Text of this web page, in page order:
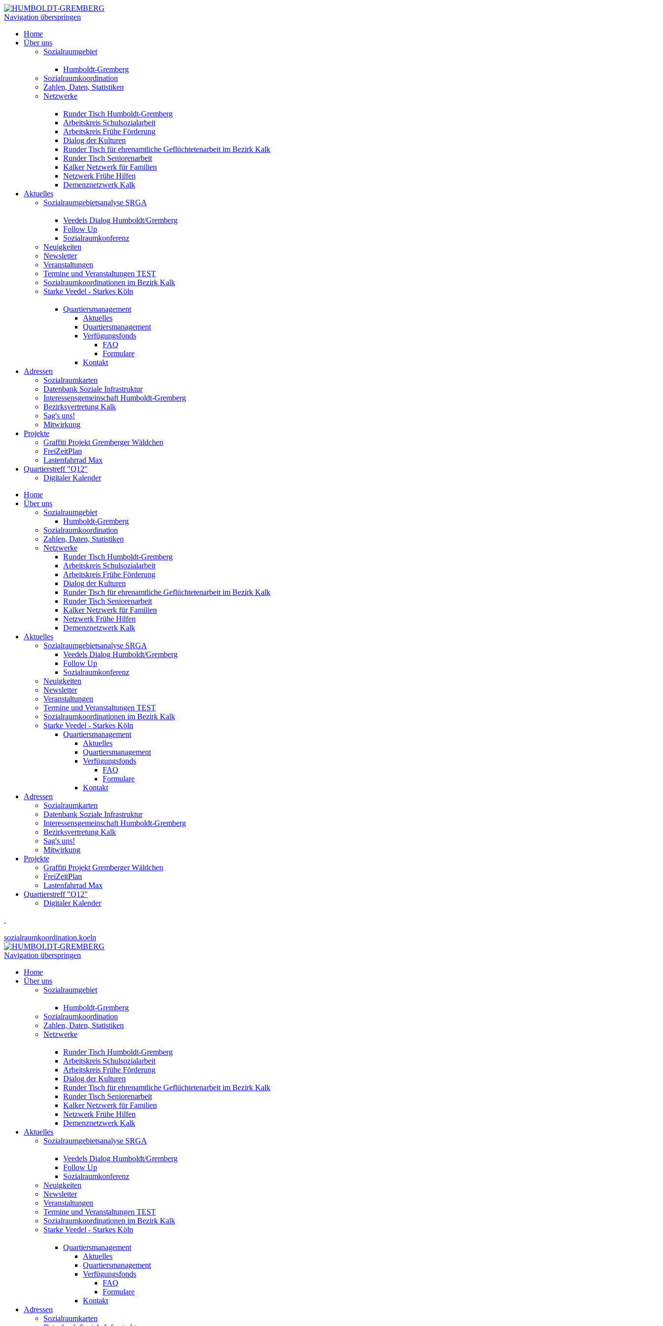
Navigation überspringen
Home
Über uns
Sozialraumgebiet
Humboldt-Gremberg
Sozialraumkoordination
Zahlen, Daten, Statistiken
Netzwerke
Runder Tisch Humboldt-Gremberg
Arbeitskreis Schulsozialarbeit
Arbeitskreis Frühe Förderung
Dialog der Kulturen
Runder Tisch für ehrenamtliche Geflüchtetenarbeit im Bezirk Kalk
Runder Tisch Seniorenarbeit
Kalker Netzwerk für Familien
Netzwerk Frühe Hilfen
Demenznetzwerk Kalk
Aktuelles
Sozialraumgebietsanalyse SRGA
Veedels Dialog Humboldt/Gremberg
Follow Up
Sozialraumkonferenz
Neuigkeiten
Newsletter
Veranstaltungen
Termine und Veranstaltungen TEST
Sozialraumkoordinationen im Bezirk Kalk
Starke Veedel - Starkes Köln
Quartiersmanagement
Aktuelles
Quartiersmanagement
Verfügungsfonds
FAQ
Formulare
Kontakt
Adressen
Sozialraumkarten
Datenbank Soziale Infrastruktur
Interessensgemeinschaft Humboldt-Gremberg
Bezirksvertretung Kalk
Sag's uns!
Mitwirkung
Projekte
Graffiti Projekt Gremberger Wäldchen
FreiZeitPlan
Lastenfahrrad Max
Quartierstreff "Q12"
Digitaler Kalender
Home
Über uns
Sozialraumgebiet
Humboldt-Gremberg
Sozialraumkoordination
Zahlen, Daten, Statistiken
Netzwerke
Runder Tisch Humboldt-Gremberg
Arbeitskreis Schulsozialarbeit
Arbeitskreis Frühe Förderung
Dialog der Kulturen
Runder Tisch für ehrenamtliche Geflüchtetenarbeit im Bezirk Kalk
Runder Tisch Seniorenarbeit
Kalker Netzwerk für Familien
Netzwerk Frühe Hilfen
Demenznetzwerk Kalk
Aktuelles
Sozialraumgebietsanalyse SRGA
Veedels Dialog Humboldt/Gremberg
Follow Up
Sozialraumkonferenz
Neuigkeiten
Newsletter
Veranstaltungen
Termine und Veranstaltungen TEST
Sozialraumkoordinationen im Bezirk Kalk
Starke Veedel - Starkes Köln
Quartiersmanagement
Aktuelles
Quartiersmanagement
Verfügungsfonds
FAQ
Formulare
Kontakt
Adressen
Sozialraumkarten
Datenbank Soziale Infrastruktur
Interessensgemeinschaft Humboldt-Gremberg
Bezirksvertretung Kalk
Sag's uns!
Mitwirkung
Projekte
Graffiti Projekt Gremberger Wäldchen
FreiZeitPlan
Lastenfahrrad Max
Quartierstreff "Q12"
Digitaler Kalender
sozialraumkoordination.koeln
Navigation überspringen
Home
Über uns
Sozialraumgebiet
Humboldt-Gremberg
Sozialraumkoordination
Zahlen, Daten, Statistiken
Netzwerke
Runder Tisch Humboldt-Gremberg
Arbeitskreis Schulsozialarbeit
Arbeitskreis Frühe Förderung
Dialog der Kulturen
Runder Tisch für ehrenamtliche Geflüchtetenarbeit im Bezirk Kalk
Runder Tisch Seniorenarbeit
Kalker Netzwerk für Familien
Netzwerk Frühe Hilfen
Demenznetzwerk Kalk
Aktuelles
Sozialraumgebietsanalyse SRGA
Veedels Dialog Humboldt/Gremberg
Follow Up
Sozialraumkonferenz
Neuigkeiten
Newsletter
Veranstaltungen
Termine und Veranstaltungen TEST
Sozialraumkoordinationen im Bezirk Kalk
Starke Veedel - Starkes Köln
Quartiersmanagement
Aktuelles
Quartiersmanagement
Verfügungsfonds
FAQ
Formulare
Kontakt
Adressen
Sozialraumkarten